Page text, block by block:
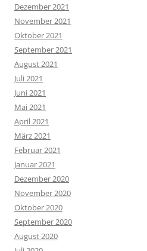
Dezember 2021
November 2021
Oktober 2021
September 2021
August 2021
Juli 2021
Juni 2021
Mai 2021
April 2021
März 2021
Februar 2021
Januar 2021
Dezember 2020
November 2020
Oktober 2020
September 2020
August 2020